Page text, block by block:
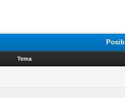
Tema